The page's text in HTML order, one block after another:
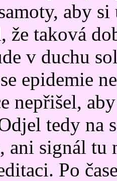
aby
že taková
v duchu
epidemie
nepřišel,
tedy na
ani signál tu
Po